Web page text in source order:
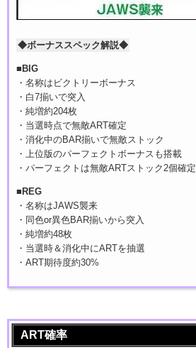
◆ボーナススペック解説◆
■BIG
・名称はビクトリーボーナス
・白7揃いで突入
・純増約204枚
・当選時点で無敵ART確定
・消化中のBAR揃いで無敵ストック
・上位版のパーフェクトボーナスも搭載
・パーフェクトは無敵ARTストック2個確定
■REG
・名称はJAWS襲来
・同色or異色BAR揃いから突入
・純増約48枚
・当選時＆消化中にARTを抽選
・ART期待度約30%
ART確率